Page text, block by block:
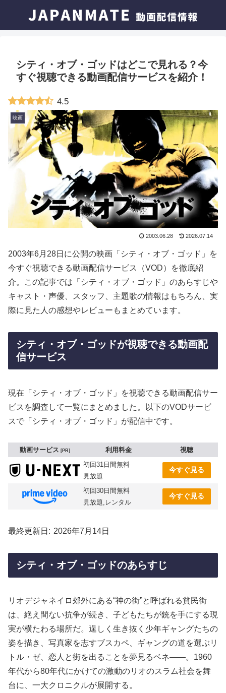
シティ・オブ・ゴッドはどこで見れる？今
すぐ視聴できる動画配信サービスを紹介！
4.5
映画
2003.06.28 2026.07.14
2003年6月28日に公開の映画「シティ・オブ・ゴッド」を
今すぐ視聴できる動画配信サービス（VOD）を徹底紹
介。この記事では「シティ・オブ・ゴッド」のあらすじや
キャスト・声優、スタッフ、主題歌の情報はもちろん、実
際に見た人の感想やレビューもまとめています。
シティ・オブ・ゴッドが視聴できる動画配
信サービス
現在「シティ・オブ・ゴッド」を視聴できる動画配信サー
ビスを調査して一覧にまとめました。以下のVODサービ
スで「シティ・オブ・ゴッド」が配信中です。
動画サービス PR 利用料金
視聴
初回31日間無料
見放題
今すぐ見る
初回30日間無料
見放題,レンタル
今すぐ見る
最終更新日 2026年7月14日
シティ・オブ・ゴッドのあらすじ
リオデジャネイロ郊外にある“神の街”と呼ばれる貧民街
は、絶え間ない抗争が続き、子どもたちが銃を手にする現
実が横たわる場所だ。逞しく生き抜く少年ギャングたちの
姿を描き、写真家を志すブスカペ、ギャングの道を選ぶリ
トル・ゼ、恋人と街を出ることを夢見るベネ――。1960
年代から80年代にかけての激動のリオのスラム社会を舞
台に、一大クロニクルが展開する。